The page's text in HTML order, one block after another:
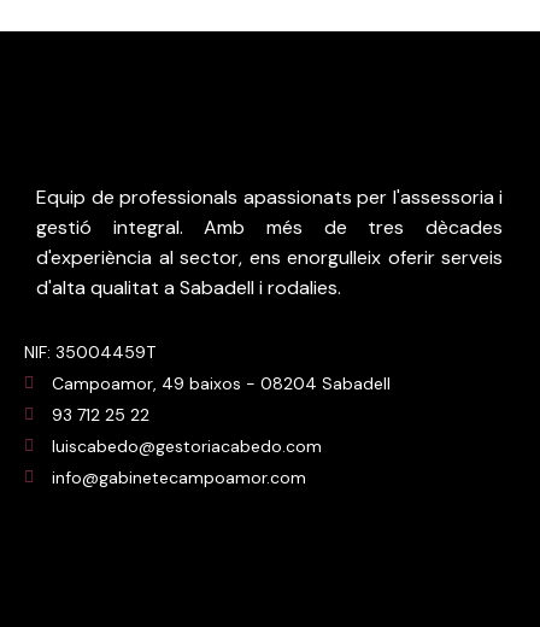
Equip de professionals apassionats per l'assessoria i
gestió integral. Amb més de tres dècades
d'experiència al sector, ens enorgulleix oferir serveis
d'alta qualitat a Sabadell i rodalies.
NIF: 35004459T
Campoamor, 49 baixos - 08204 Sabadell
93 712 25 22
luiscabedo@gestoriacabedo.com
info@gabinetecampoamor.com